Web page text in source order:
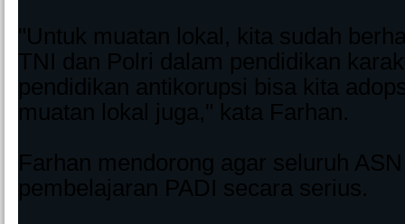
"Untuk muatan lokal, kita sudah
TNI dan Polri dalam pendidikan
pendidikan antikorupsi bisa kita
muatan lokal juga," kata Farhan.
Farhan mendorong agar seluruh
pembelajaran PADI secara serius.